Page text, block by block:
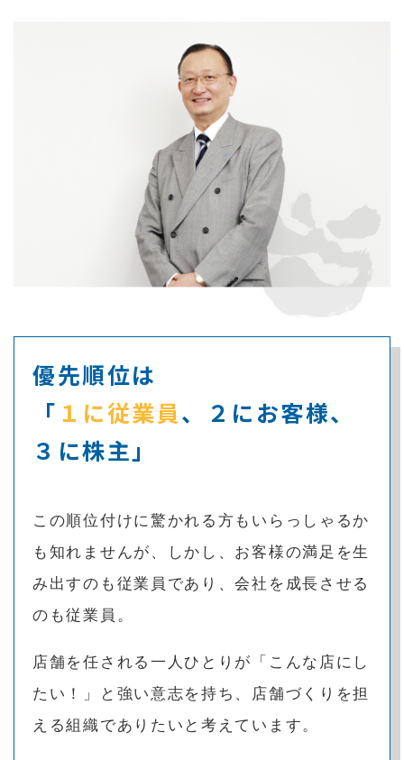
優先順位は
「 １に従業員、
２にお客様、
３に株主」
この順位付けに驚かれる方もいらっしゃるか
も知れませんが、しかし、お客様の満足を生
み出すのも従業員であり、会社を成長させる
のも従業員。
店舗を任される一人ひとりが「こんな店にし
たい！」と強い意志を持ち、店舗づくりを担
える組織でありたいと考えています。